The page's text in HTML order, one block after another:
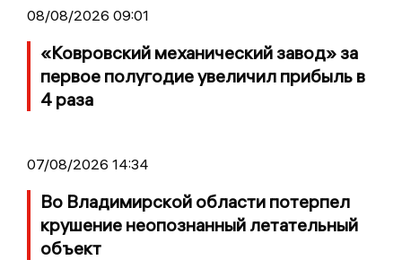
08/08/2026 09:01
«Ковровский механический завод» за
первое полугодие увеличил прибыль в
4 раза
07/08/2026 14:34
Во Владимирской области потерпел
крушение неопознанный летательный
объект